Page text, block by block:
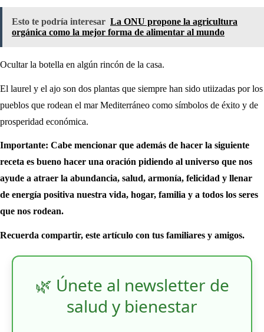
Esto te podría interesar La ONU propone la agricultura
orgánica como la mejor forma de alimentar al mundo
Ocultar la botella en algún rincón de la casa.
El laurel y el ajo son dos plantas que siempre han sido utiizadas por los
pueblos que rodean el mar Mediterráneo como símbolos de éxito y de
prosperidad económica.
Importante: Cabe mencionar que además de hacer la siguiente
receta es bueno hacer una oración pidiendo al universo que nos
ayude a atraer la abundancia, salud, armonía, felicidad y llenar
de energía positiva nuestra vida, hogar, familia y a todos los seres
que nos rodean.
Recuerda compartir, este artículo con tus familiares y amigos.
🌿 Únete al newsletter de
salud y bienestar